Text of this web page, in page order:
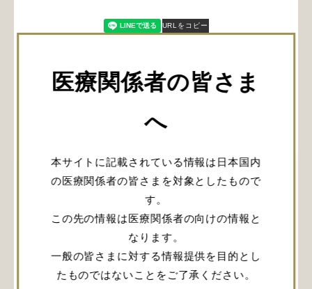
医療関係者の皆さま
へ
本サイトに記載されている情報は日本国内
の医療関係者の皆さまを対象としたもので
す。
この先の情報は医療関係者の向けの情報と
なります。
一般の皆さまに対する情報提供を目的とし
たものではないことをご了承ください。
URLをコピー
【ウェビナーオン
デマンド】
DuraGen®による